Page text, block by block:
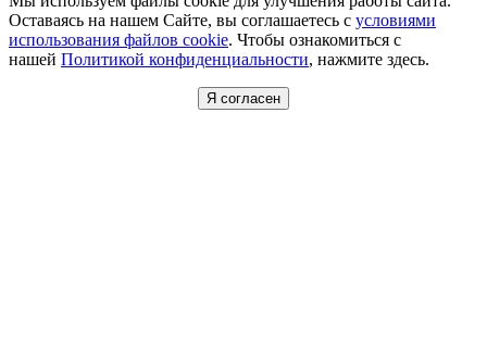
Оставаясь на нашем Сайте, вы соглашаетесь с условиями
использования файлов cookie. Чтобы ознакомиться с
нашей Политикой конфиденциальности, нажмите здесь.
Я согласен